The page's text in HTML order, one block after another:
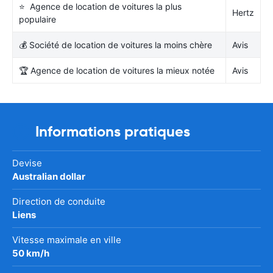
⭐ Agence de location de voitures la plus
populaire
Hertz
💰 Société de location de voitures la moins chère Avis
🏆 Agence de location de voitures la mieux notée Avis
Informations pratiques
Devise
Australian dollar
Direction de conduite
Liens
Vitesse maximale en ville
50 km/h